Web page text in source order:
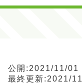
公開:2021/11/01
最終更新:2021/